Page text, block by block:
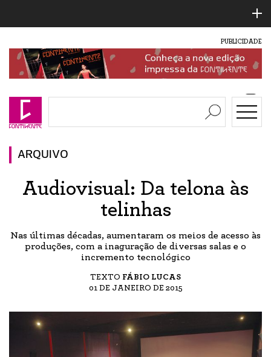
PUBLICIDADE
ARQUIVO
Audiovisual: Da telona às
telinhas
Nas últimas décadas, aumentaram os meios de acesso às
produções, com a inaguração de diversas salas e o
incremento tecnológico
TEXTO FÁBIO LUCAS
01 DE JANEIRO DE 2015